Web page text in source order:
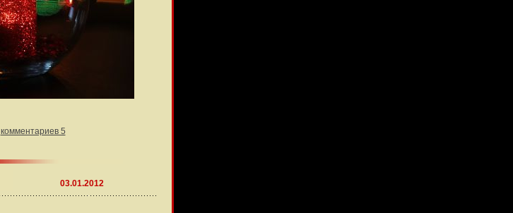
комментариев 5
03.01.2012